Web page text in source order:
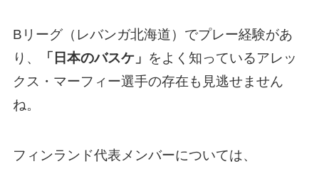
Bリーグ（レバンガ北海道）でプレー経験があ
り、
「日本のバスケ」 をよく知っているアレッ
クス・マーフィー選手の存在も見逃せません
ね。
フィンランド代表メンバーについては、